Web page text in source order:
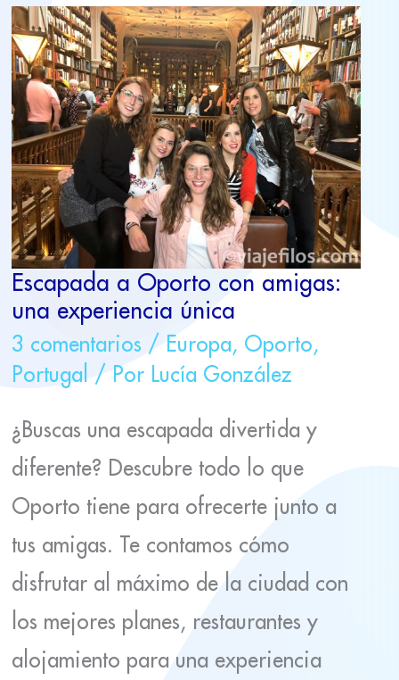
Escapada a Oporto con amigas:
una experiencia única
3 comentarios / Europa, Oporto,
Portugal / Por Lucía González
¿Buscas una escapada divertida y
diferente? Descubre todo lo que
Oporto tiene para ofrecerte junto a
tus amigas. Te contamos cómo
disfrutar al máximo de la ciudad con
los mejores planes, restaurantes y
alojamiento para una experiencia
ESCAPADA
A
OPORTO
CON
AMIGAS:
UNA
EXPERIENCIA
ÚNICA